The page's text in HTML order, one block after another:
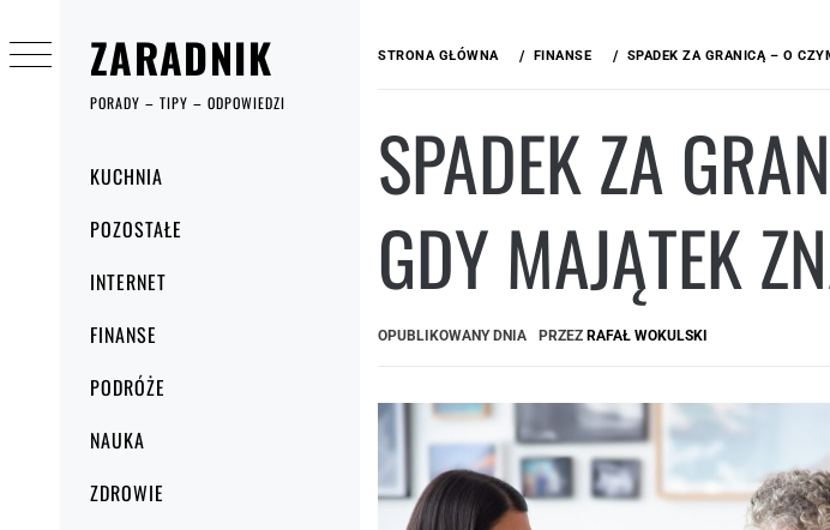
ZARADNIK
PORADY – TIPY – ODPOWIEDZI
główneKUCHNIA
POZOSTAŁE
INTERNET
FINANSE
PODRÓŻE
NAUKA
ZDROWIE
do
treści
STRONA GŁÓWNA FINANSE SPADEK ZA GRANICĄ – O
SPADEK ZA
GDY MAJĄTEK
OPUBLIKOWANY DNIA PRZEZ RAFAŁ WOKULSKI